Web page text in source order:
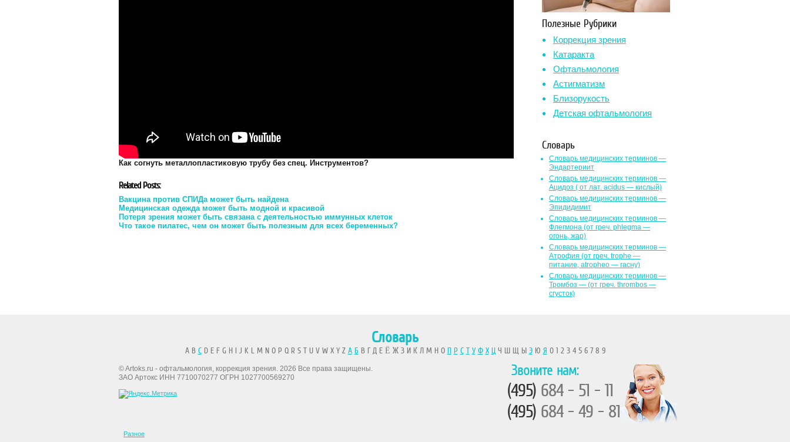
Как согнуть металлопластиковую трубу без спец. Инструментов?
Related Posts:
Вакцина против СПИДа может быть найдена
Медицинская одежда может быть модной и красивой
Потеря зрения может быть связана с деятельностью иммунных клеток
Что такое пилатес, чем он может быть полезным для всех беременных?
Полезные Рубрики
Коррекция зрения
Катаракта
Офтальмология
Астигматизм
Близорукость
Детская офтальмология
Словарь
Словарь медицинских терминов —
Эндартериит
Словарь медицинских терминов —
Ацидоз ( от лат. асidus — кислый)
Словарь медицинских терминов —
Эпидидимит
Словарь медицинских терминов —
Флегмона (от гpeч. phlegma —
огонь, жар)
Словарь медицинских терминов —
Атрофия (от греч. trophe —
питание, atropheo — гасну)
Словарь медицинских терминов —
Тромбоз — (от греч. thrombos —
сгусток)
Словарь
A B CD E F G H I J K L M N O P Q R S T U V W X Y Z А БВ Г Д Е Ё Ж З И К Л М Н О П Р С Т У Ф Х ЦЧ Ш Щ Ы ЭЮ Я 0 1 2 3 4 5 6 7 8 9
© Artoks.ru - офтальмология, коррекция зрения. 2026 Все права защищены.
ЗАО Артокс ИНН 7710070277 ОГРН 1027700569270
Звоните нам:
(495) 684 - 51 - 11
(495) 684 - 49 - 81
Разное